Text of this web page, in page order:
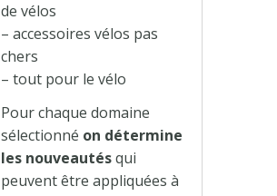
de vélos
– accessoires vélos pas
chers
– tout pour le vélo
Pour chaque domaine
sélectionné on détermine
les nouveautésqui
peuvent être appliquées à